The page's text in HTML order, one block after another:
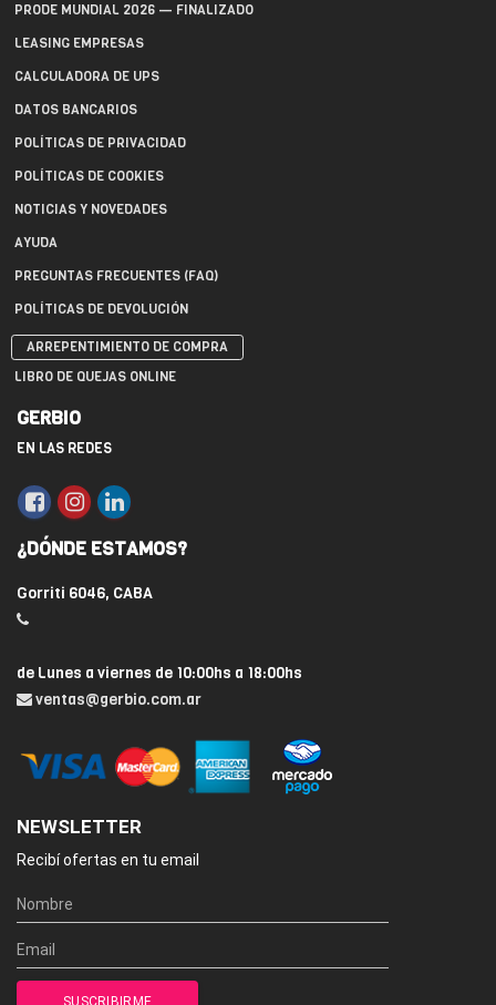
PRODE MUNDIAL 2026 — FINALIZADO
LEASING EMPRESAS
CALCULADORA DE UPS
DATOS BANCARIOS
POLÍTICAS DE PRIVACIDAD
POLÍTICAS DE COOKIES
NOTICIAS Y NOVEDADES
AYUDA
PREGUNTAS FRECUENTES (FAQ)
POLÍTICAS DE DEVOLUCIÓN
ARREPENTIMIENTO DE COMPRA
LIBRO DE QUEJAS ONLINE
GERBIO
EN LAS REDES
¿DÓNDE ESTAMOS?
Gorriti 6046, CABA
de Lunes a viernes de 10:00hs a 18:00hs
ventas@gerbio.com.ar
NEWSLETTER
Recibí ofertas en tu email